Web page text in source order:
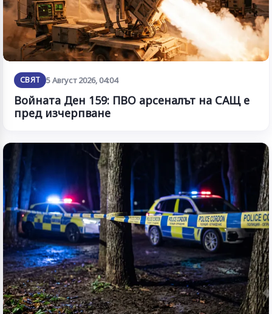
СВЯТ 5 Август 2026, 04:04
Войната Ден 159: ПВО арсеналът на САЩ е
пред изчерпване